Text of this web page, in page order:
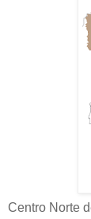
Centro Norte